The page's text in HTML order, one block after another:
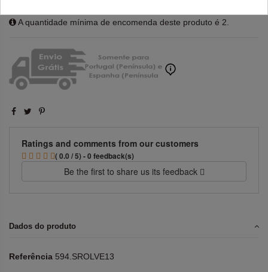
A quantidade mínima de encomenda deste produto é 2.
Ratings and comments from our customers
( 0.0 / 5) - 0 feedback(s)
Be the first to share us its feedback
Dados do produto
Referência 594.SROLVE13